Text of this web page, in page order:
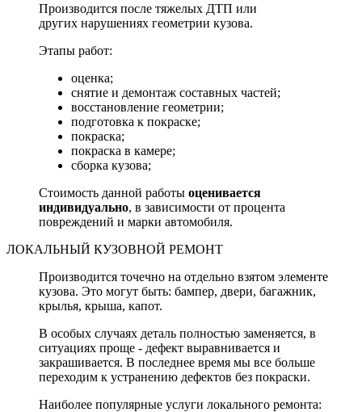
Производится после тяжелых ДТП или
других нарушениях геометрии кузова.
Этапы работ:
оценка;
снятие и демонтаж составных частей;
восстановление геометрии;
подготовка к покраске;
покраска;
покраска в камере;
сборка кузова;
Стоимость данной работы оценивается
индивидуально, в зависимости от процента
повреждений и марки автомобиля.
ЛОКАЛЬНЫЙ КУЗОВНОЙ РЕМОНТ
Производится точечно на отдельно взятом элементе
кузова. Это могут быть: бампер, двери, багажник,
крылья, крыша, капот.
В особых случаях деталь полностью заменяется, в
ситуациях проще - дефект выравнивается и
закрашивается. В последнее время мы все больше
переходим к устранению дефектов без покраски.
Наиболее популярные услуги локального ремонта: